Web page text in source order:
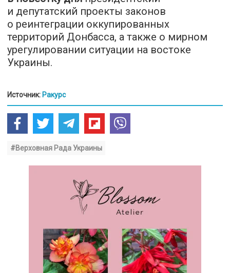
и депутатский проекты законов
о реинтеграции оккупированных
территорий Донбасса, а также о мирном
урегулировании ситуации на востоке
Украины.
Источник: Ракурс
#Верховная Рада Украины